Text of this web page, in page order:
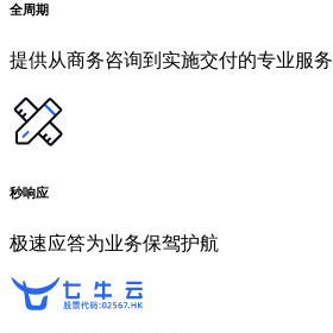
全周期
提供从商务咨询到实施交付的专业服务
秒响应
极速应答为业务保驾护航